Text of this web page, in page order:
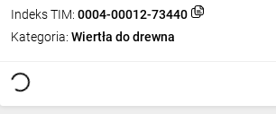
Indeks TIM: 0004-00012-73440
Kategoria: Wiertła do drewna